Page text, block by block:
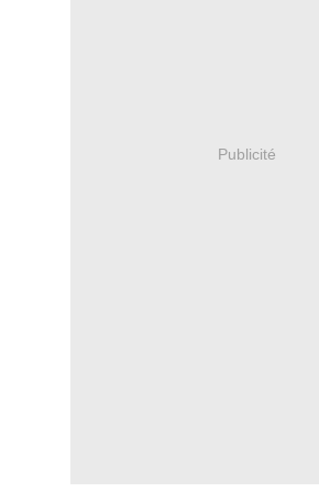
Publicité